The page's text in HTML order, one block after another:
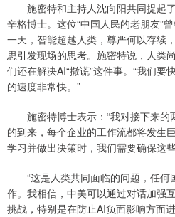
施密特和主持人沈向阳共同提起
辛格博士。这位“中国人民的老朋友”
一天，智能超越人类，尊严何以存续
思引发现场的思考。施密特说，人类
们还在解决AI“撒谎”这件事。“我们要
的速度非常快。”
施密特博士表示：“我对接下来的
的到来，每个企业的工作流都将发生
学习并做出决策时，我们需要确保这
“这是人类共同面临的问题，任何
作。我相信，中美可以通过对话加强
挑战，特别是在防止AI负面影响方面